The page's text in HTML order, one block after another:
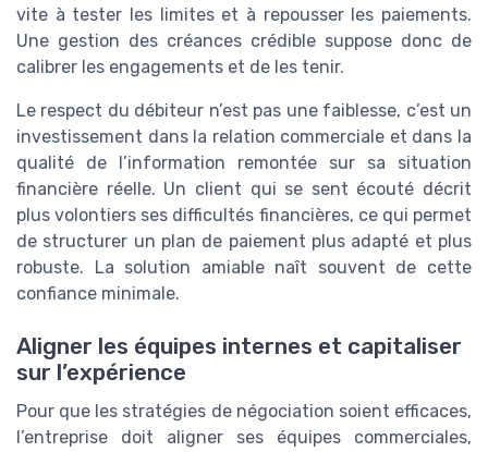
vite à tester les limites et à repousser les paiements.
Une gestion des créances crédible suppose donc de
calibrer les engagements et de les tenir.
Le respect du débiteur n’est pas une faiblesse, c’est un
investissement dans la relation commerciale et dans la
qualité de l’information remontée sur sa situation
financière réelle. Un client qui se sent écouté décrit
plus volontiers ses difficultés financières, ce qui permet
de structurer un plan de paiement plus adapté et plus
robuste. La solution amiable naît souvent de cette
confiance minimale.
Aligner les équipes internes et capitaliser
sur l’expérience
Pour que les stratégies de négociation soient efficaces,
l’entreprise doit aligner ses équipes commerciales,